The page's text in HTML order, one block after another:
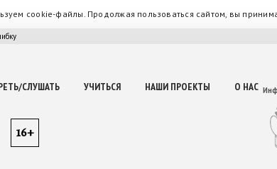
cookie-файлы. Продолжая пользоваться сайтом, вы
СЛУШАТЬ УЧИТЬСЯ НАШИ ПРОЕКТЫ О НАС
16+